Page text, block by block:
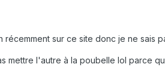
sur ce site donc je ne sais
mettre l'autre à la poubelle lol parce